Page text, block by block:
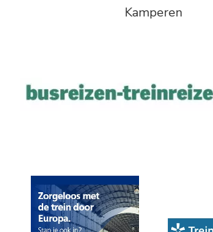
Kamperen